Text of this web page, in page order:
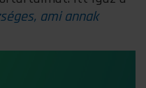
ami annak